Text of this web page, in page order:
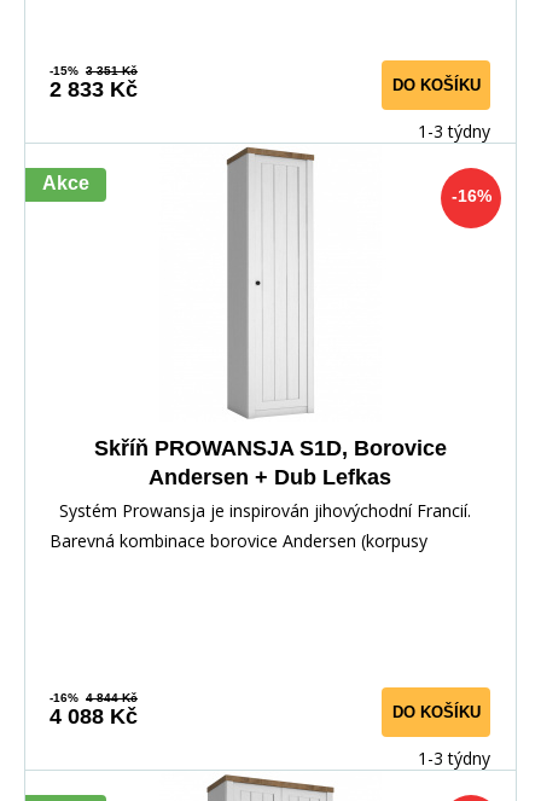
-15% 3 351 Kč
2 833 Kč DO KOŠÍKU
1-3 týdny
-16%
Akce
Skříň PROWANSJA S1D, Borovice
Andersen + Dub Lefkas
Systém Prowansja je inspirován jihovýchodní Francií.
Barevná kombinace borovice Andersen (korpusy
-16% 4 844 Kč
4 088 Kč DO KOŠÍKU
1-3 týdny